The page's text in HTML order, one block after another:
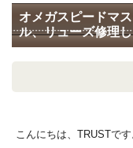
オメガスピードマ
ル、リューズ修理
こんにちは、TRUSTです